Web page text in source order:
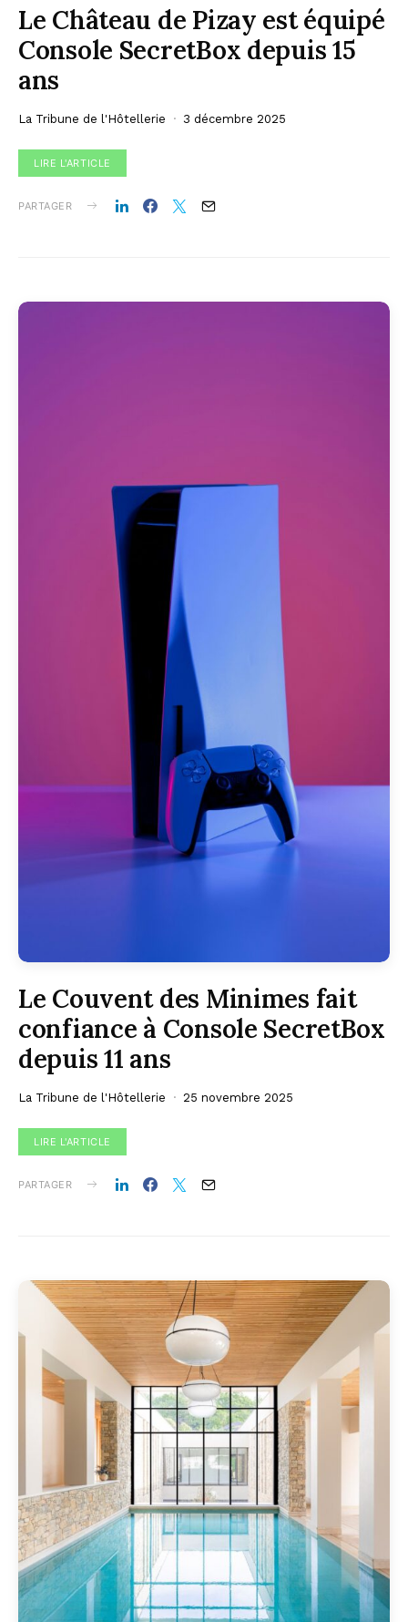
Le Château de Pizay est équipé
Console SecretBox depuis 15
ans
La Tribune de l'Hôtellerie 3 décembre 2025
LIRE L'ARTICLE
PARTAGER
Le Couvent des Minimes fait
confiance à Console SecretBox
depuis 11 ans
La Tribune de l'Hôtellerie 25 novembre 2025
LIRE L'ARTICLE
PARTAGER